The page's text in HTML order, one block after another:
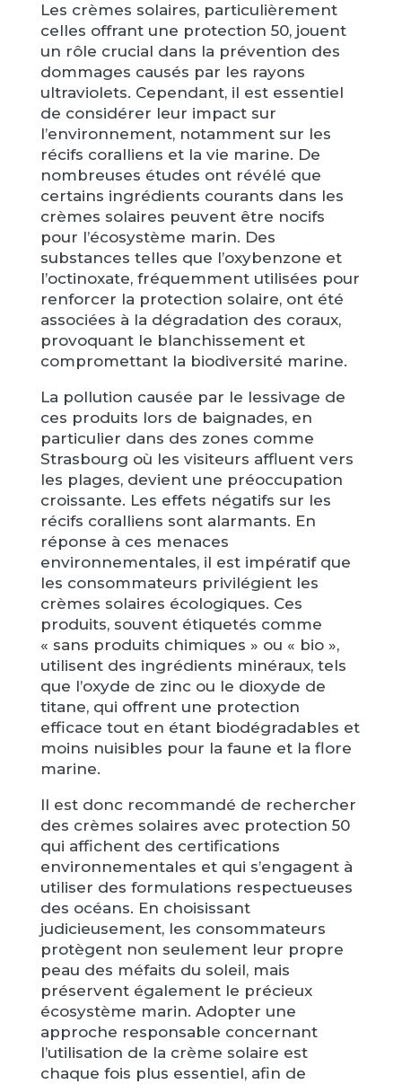
Les crèmes solaires, particulièrement
celles offrant une protection 50, jouent
un rôle crucial dans la prévention des
dommages causés par les rayons
ultraviolets. Cependant, il est essentiel
de considérer leur impact sur
l’environnement, notamment sur les
récifs coralliens et la vie marine. De
nombreuses études ont révélé que
certains ingrédients courants dans les
crèmes solaires peuvent être nocifs
pour l’écosystème marin. Des
substances telles que l’oxybenzone et
l’octinoxate, fréquemment utilisées pour
renforcer la protection solaire, ont été
associées à la dégradation des coraux,
provoquant le blanchissement et
compromettant la biodiversité marine.
La pollution causée par le lessivage de
ces produits lors de baignades, en
particulier dans des zones comme
Strasbourg où les visiteurs affluent vers
les plages, devient une préoccupation
croissante. Les effets négatifs sur les
récifs coralliens sont alarmants. En
réponse à ces menaces
environnementales, il est impératif que
les consommateurs privilégient les
crèmes solaires écologiques. Ces
produits, souvent étiquetés comme
« sans produits chimiques » ou « bio »,
utilisent des ingrédients minéraux, tels
que l’oxyde de zinc ou le dioxyde de
titane, qui offrent une protection
efficace tout en étant biodégradables et
moins nuisibles pour la faune et la flore
marine.
Il est donc recommandé de rechercher
des crèmes solaires avec protection 50
qui affichent des certifications
environnementales et qui s’engagent à
utiliser des formulations respectueuses
des océans. En choisissant
judicieusement, les consommateurs
protègent non seulement leur propre
peau des méfaits du soleil, mais
préservent également le précieux
écosystème marin. Adopter une
approche responsable concernant
l’utilisation de la crème solaire est
chaque fois plus essentiel, afin de